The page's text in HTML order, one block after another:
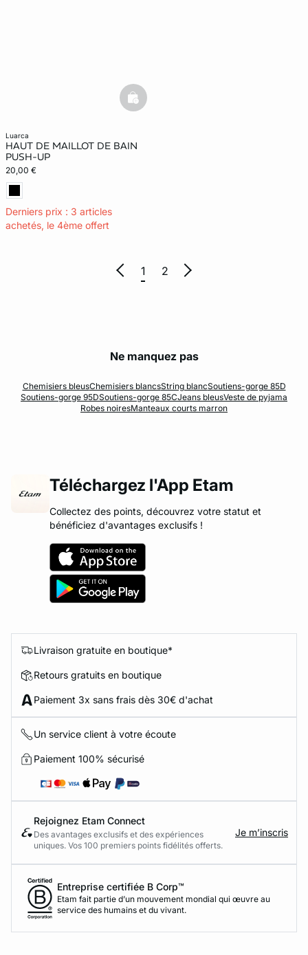
luarca
HAUT DE MAILLOT DE BAIN
PUSH-UP
20,00 €
Derniers prix : 3 articles
achetés, le 4ème offert
basketfull
1 2
Ne manquez pas
Chemisiers bleusChemisiers blancsString blancSoutiens-gorge 85D
Soutiens-gorge 95DSoutiens-gorge 85CJeans bleusVeste de pyjama
Robes noiresManteaux courts marron
Téléchargez l'App Etam
Collectez des points, découvrez votre statut et
bénéficiez d'avantages exclusifs !
Livraison gratuite en boutique*
Retours gratuits en boutique
Paiement 3x sans frais dès 30€ d'achat
Un service client à votre écoute
Paiement 100% sécurisé
Rejoignez Etam Connect
Des avantages exclusifs et des expériences
uniques. Vos 100 premiers points fidélités offerts.
Je m’inscris
Entreprise certifiée B Corp™
Etam fait partie d’un mouvement mondial qui œuvre au
service des humains et du vivant.